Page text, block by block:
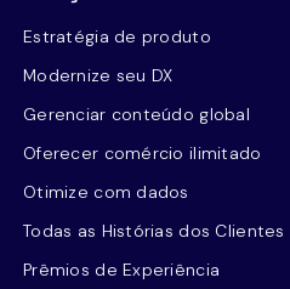
Estratégia de produto
Modernize seu DX
Gerenciar conteúdo global
Oferecer comércio ilimitado
Otimize com dados
Todas as Histórias dos Clientes
Prêmios de Experiência